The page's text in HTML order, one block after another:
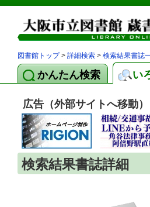
図書館トップ> 詳細検索 > 検索結果書誌
かんたん検索 い
広告（外部サイトへ移動）
検索結果書誌詳細